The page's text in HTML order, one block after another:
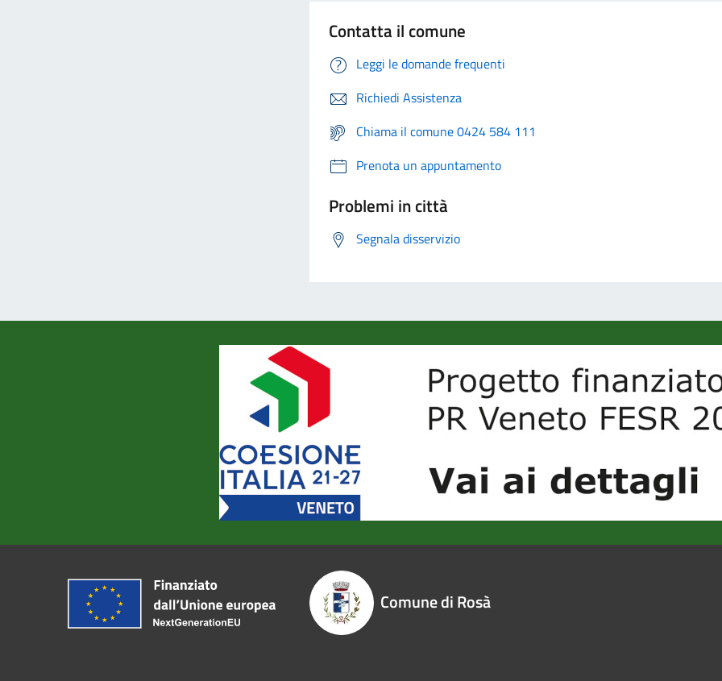
Contatta il comune
Leggi le domande frequenti
Richiedi Assistenza
Chiama il comune 0424 584 111
Prenota un appuntamento
Problemi in città
Segnala disservizio
Comune di Rosà